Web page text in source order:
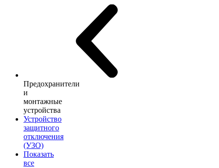
Предохранители
и
монтажные
устройства
Устройство
защитного
отключения
(УЗО)
Показать
все